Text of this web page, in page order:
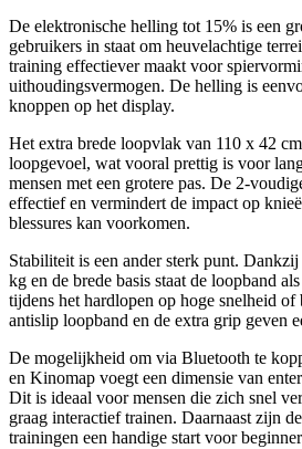
De elektronische helling tot 15% is een
gebruikers in staat om heuvelachtige
training effectiever maakt voor
uithoudingsvermogen. De helling is
knoppen op het display.
Het extra brede loopvlak van 110 x 42
loopgevoel, wat vooral prettig is voor
mensen met een grotere pas. De 2-
effectief en vermindert de impact op
blessures kan voorkomen.
Stabiliteit is een ander sterk punt.
kg en de brede basis staat de loopband
tijdens het hardlopen op hoge snelheid
antislip loopband en de extra grip geven
De mogelijkheid om via Bluetooth te
en Kinomap voegt een dimensie van
Dit is ideaal voor mensen die zich snel
graag interactief trainen. Daarnaast zijn
trainingen een handige start voor